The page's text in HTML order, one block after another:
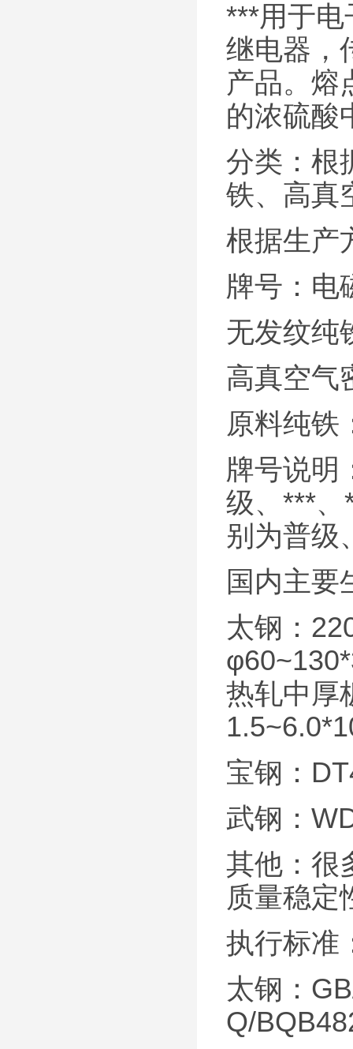
***用于电
继电器，
产品。熔
的浓硫酸
分类：根
铁、高真
根据生产
牌号：电
无发纹
高真空气
原料纯铁
牌号说明
级、***
别为普级
国内主要
太钢：
热轧中厚
宝钢：
武钢：
其他：很
质量稳定
执行标准
太钢：
Q/